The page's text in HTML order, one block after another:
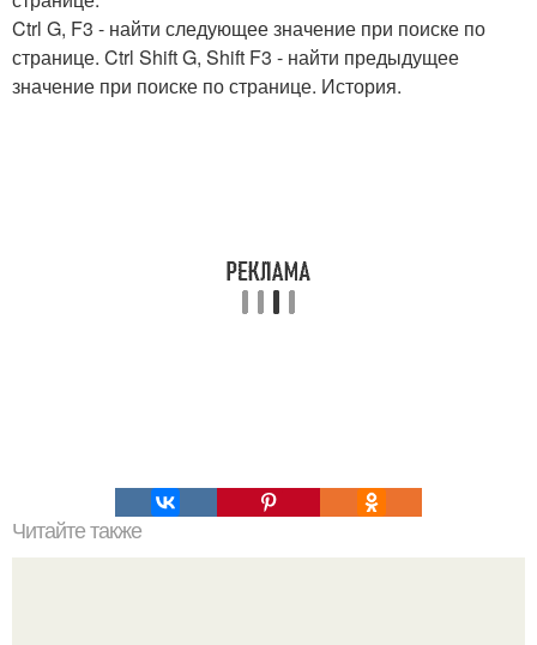
Ctrl G, F3 - найти следующее значение при поиске по
странице. Ctrl Shift G, Shift F3 - найти предыдущее
значение при поиске по странице. История.
Читайте также